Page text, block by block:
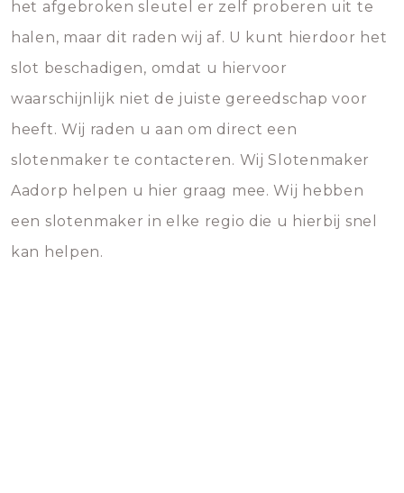
het afgebroken sleutel er zelf proberen uit te
halen, maar dit raden wij af. U kunt hierdoor het
slot beschadigen, omdat u hiervoor
waarschijnlijk niet de juiste gereedschap voor
heeft. Wij raden u aan om direct een
slotenmaker te contacteren. Wij Slotenmaker
Aadorp helpen u hier graag mee. Wij hebben
een slotenmaker in elke regio die u hierbij snel
kan helpen.